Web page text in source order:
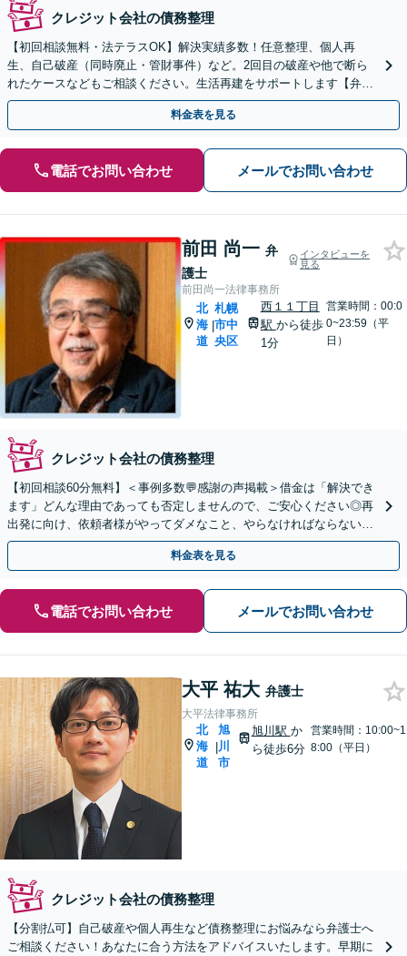
クレジット会社の債務整理
【初回相談無料・法テラスOK】解決実績多数！任意整理、個人再
生、自己破産（同時廃止・管財事件）など。2回目の破産や他で断ら
れたケースなどもご相談ください。生活再建をサポートします【弁護
士歴15年以上】【休日・夜間相談可】【西11丁目駅5分】
料金表を見る
電話でお問い合わせ メールでお問い合わせ
前田 尚一 弁
護士
インタビューを
見る
前田尚一法律事務所
北
海
道
|
札幌
市中
央区
西１１丁目
駅 から徒歩
1分
営業時間：00:0
0~23:59（平
日）
クレジット会社の債務整理
【初回相談60分無料】＜事例多数💬感謝の声掲載＞借金は「解決でき
ます」どんな理由であっても否定しませんので、ご安心ください◎再
出発に向け、依頼者様がやってダメなこと、やらなければならないこ
とを迅速・的確にアドバイス【セカンドオピニオン可】
料金表を見る
電話でお問い合わせ メールでお問い合わせ
大平 祐大 弁護士
大平法律事務所
北
海
道
|
旭
川
市
旭川駅 か
ら徒歩6分
営業時間：10:00~1
8:00（平日）
クレジット会社の債務整理
【分割払可】自己破産や個人再生など債務整理にお悩みなら弁護士へ
ご相談ください！あなたに合う方法をアドバイスいたします。早期に